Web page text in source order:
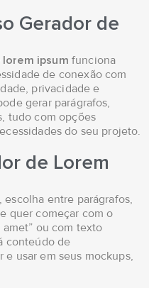
Gerador de
ipsum funciona
de conexão com
privacidade e
gerar parágrafos,
tudo com opções
do seu projeto.
de Lorem
entre parágrafos,
quer começar com o
ou com texto
conteúdo de
usar em seus mockups,